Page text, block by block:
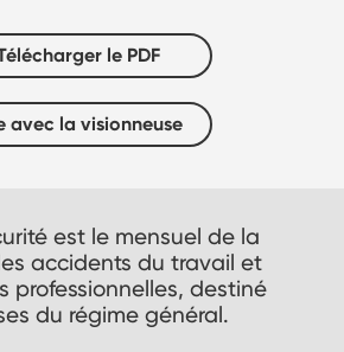
le PDF
avec la visionneuse
est le mensuel de la
accidents du travail et
professionnelles, destiné
du régime général.